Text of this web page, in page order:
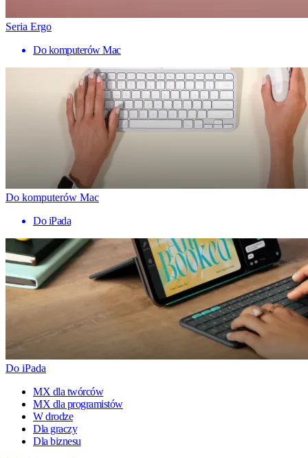
Seria Ergo
Do komputerów Mac
Do komputerów Mac
Do iPada
Do iPada
MX dla twórców
MX dla programistów
W drodze
Dla graczy
Dla biznesu